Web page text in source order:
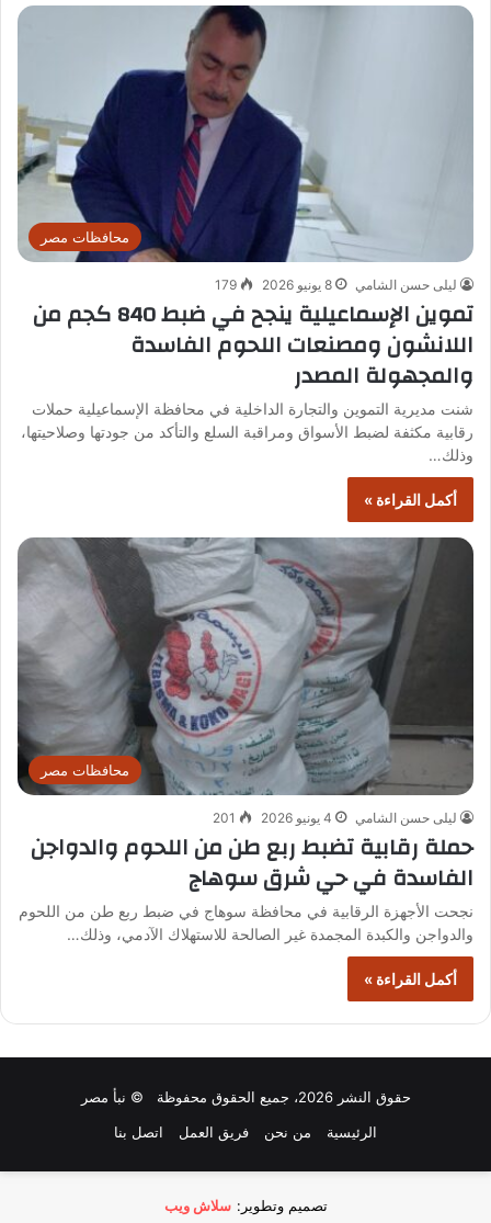
محافظات مصر
ليلى حسن الشامي 8 يونيو 2026 179
تموين الإسماعيلية ينجح في ضبط 840 كجم من
اللانشون ومصنعات اللحوم الفاسدة
والمجهولة المصدر
شنت مديرية التموين والتجارة الداخلية في محافظة الإسماعيلية حملات
رقابية مكثفة لضبط الأسواق ومراقبة السلع والتأكد من جودتها وصلاحيتها،
وذلك…
أكمل القراءة »
محافظات مصر
ليلى حسن الشامي 4 يونيو 2026 201
حملة رقابية تضبط ربع طن من اللحوم والدواجن
الفاسدة في حي شرق سوهاج
نجحت الأجهزة الرقابية في محافظة سوهاج في ضبط ربع طن من اللحوم
والدواجن والكبدة المجمدة غير الصالحة للاستهلاك الآدمي، وذلك…
أكمل القراءة »
حقوق النشر 2026، جميع الحقوق محفوظة © نبأ مصر
الرئيسية
من نحن فريق العمل اتصل بنا
تصميم وتطوير: سلاش ويب